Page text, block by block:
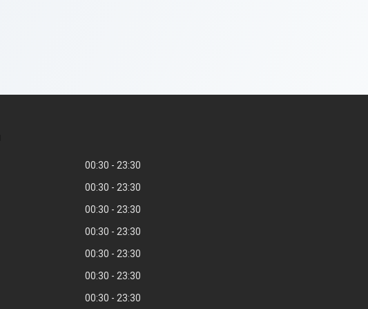
00:30
23:30
00:30
23:30
00:30
23:30
00:30
23:30
00:30
23:30
00:30
23:30
00:30 23:30